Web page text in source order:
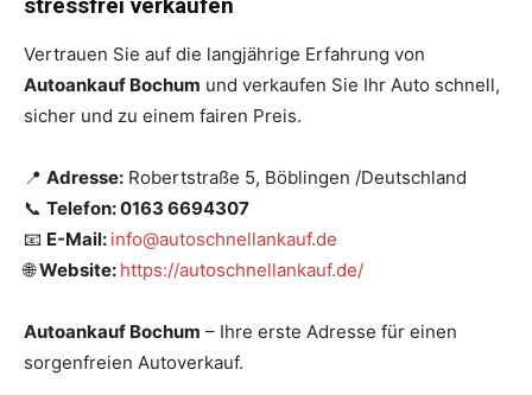
Vertrauen Sie auf die langjährige Erfahrung von
Autoankauf Bochum und verkaufen Sie Ihr Auto schnell,
sicher und zu einem fairen Preis.
📍 Adresse: Robertstraße 5, Böblingen /Deutschland
📞 Telefon: 0163 6694307
📧 E-Mail: info@autoschnellankauf.de
🌐Website: https://autoschnellankauf.de/
Autoankauf Bochum – Ihre erste Adresse für einen
sorgenfreien Autoverkauf.